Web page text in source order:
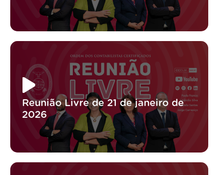
Reunião Livre de 21 de janeiro de
2026